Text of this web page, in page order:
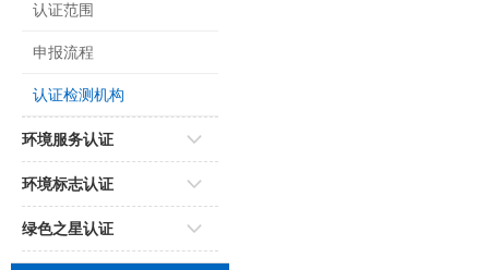
认证范围
申报流程
认证检测机构
环境服务认证
环境标志认证
绿色之星认证